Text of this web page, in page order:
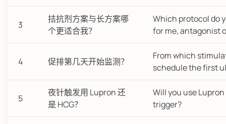
3
拮抗剂方案与长方案哪
个更适合我？
Which protocol do
for me, antagonist
4 促排第几天开始监测？
From which
schedule the first
5
夜针触发用 Lupron 还
是 HCG？
Will you use
trigger?